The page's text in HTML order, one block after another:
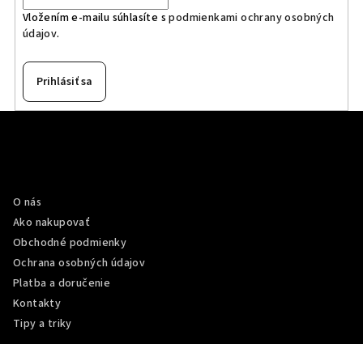
Vložením e-mailu súhlasíte spodmienkami ochrany osobných
údajov.
Prihlásiť sa
O nás
Ako nakupovať
Obchodné podmienky
Ochrana osobných údajov
Platba a doručenie
Kontakty
Tipy a triky